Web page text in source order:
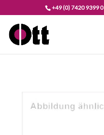
+49 (0) 7420 9399 0